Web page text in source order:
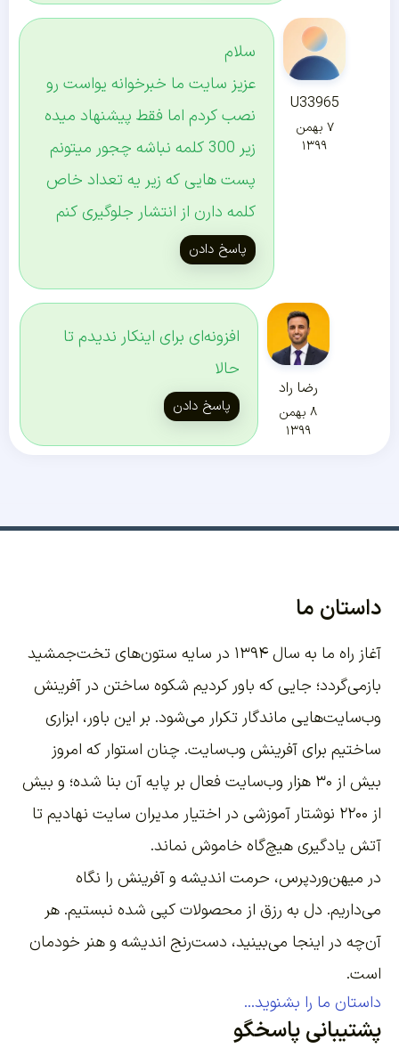
U33965
۷ بهمن
۱۳۹۹
سلام
عزیز سایت ما خبرخوانه یواست رو
نصب کردم اما فقط پیشنهاد میده
زیر 300 کلمه نباشه چجور میتونم
پست هایی که زیر یه تعداد خاص
کلمه دارن از انتشار جلوگیری کنم
پاسخ دادن
رضا راد
۸ بهمن
۱۳۹۹
افزونه‌ای برای اینکار ندیدم تا
حالا
پاسخ دادن
داستان ما
آغاز راه ما به سال ۱۳۹۴ در سایه ستون‌های تخت‌جمشید
بازمی‌گردد؛ جایی که باور کردیم شکوه ساختن در آفرینش
وب‌سایت‌هایی ماندگار تکرار می‌شود. بر این باور، ابزاری
ساختیم برای آفرینش وب‌سایت. چنان استوار که امروز
بیش از ۳۰ هزار وب‌سایت فعال بر پایه آن بنا شده؛ و بیش
از ۲۲۰۰
نوشتار آموزشی در اختیار مدیران سایت نهادیم تا
آتش یادگیری هیچ‌گاه خاموش نماند.
در میهن‌وردپرس، حرمت اندیشه و آفرینش را نگاه
می‌داریم. دل به رزق از محصولات کپی شده نبستیم. هر
آن‌چه در اینجا می‌بینید، دست‌رنج اندیشه و هنر خودمان
است.
داستان ما را بشنوید...
پشتیبانی پاسخگو